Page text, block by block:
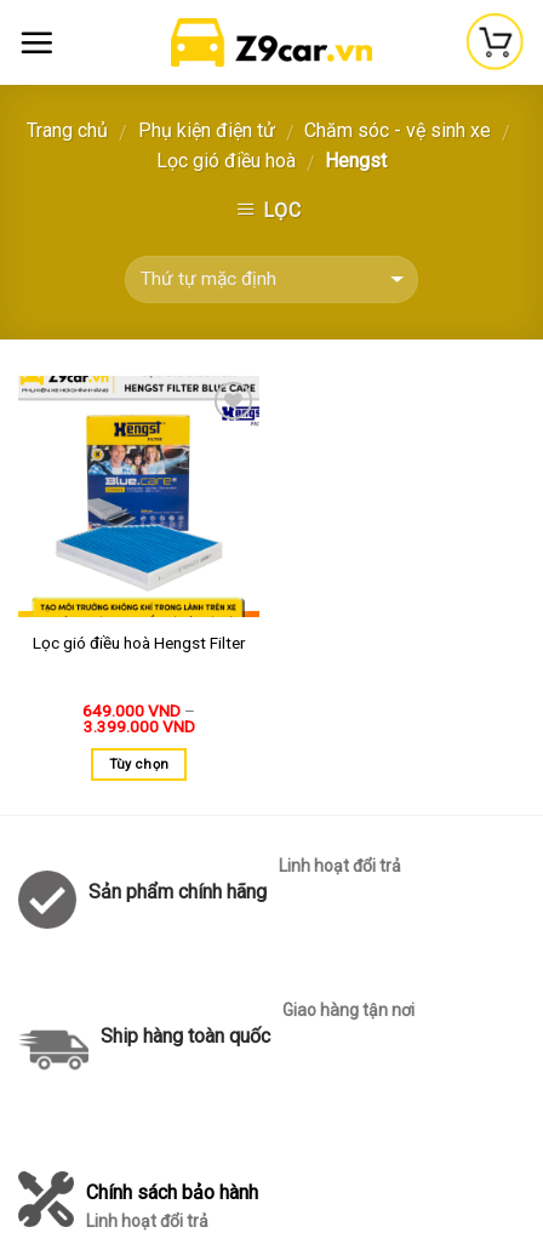
Trang chủ / Phụ kiện điện tử / Chăm sóc - vệ sinh xe /
Lọc gió điều hoà / Hengst
LỌC
Lọc gió điều hoà Hengst Filter
649.000VND –
3.399.000VND
Tùy chọn
Sản phẩm chính hãng
Linh hoạt đổi trả
Ship hàng toàn quốc
Giao hàng tận nơi
Chính sách bảo hành
Linh hoạt đổi trả